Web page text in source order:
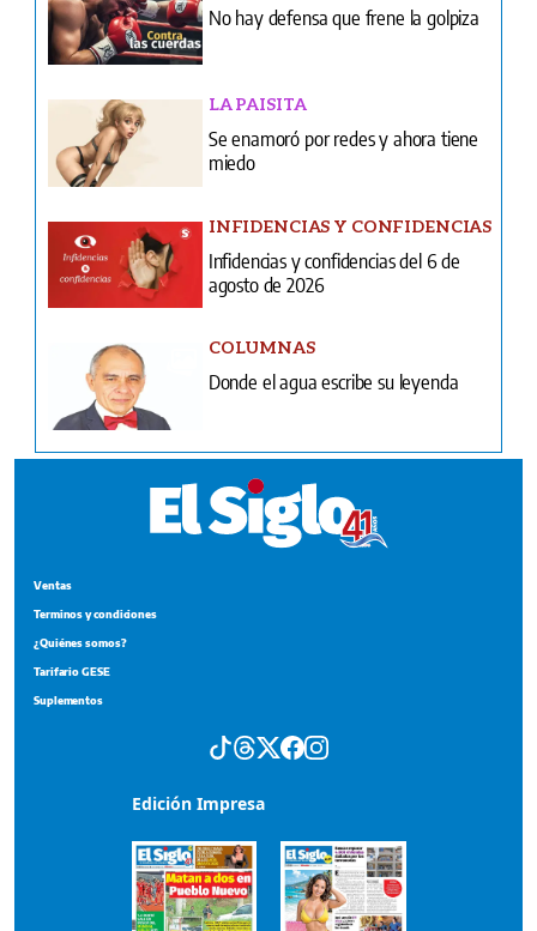
No hay defensa que frene la golpiza
LA PAISITA
Se enamoró por redes y ahora tiene
miedo
INFIDENCIAS Y CONFIDENCIAS
Infidencias y confidencias del 6 de
agosto de 2026
COLUMNAS
Donde el agua escribe su leyenda
Ventas
Terminos y condiciones
¿Quiénes somos?
Tarifario GESE
Suplementos
Edición Impresa